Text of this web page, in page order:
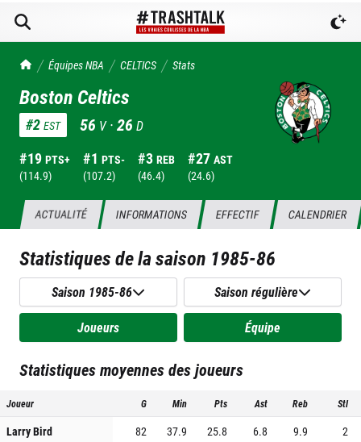
TrashTalk Actu NBA
Équipes NBA CELTICS Stats
Boston Celtics
#2 EST 56 V ·26 D
#19 PTS+
(114.9)
#1 PTS-
(107.2)
#3 REB
(46.4)
#27 AST
(24.6)
ACTUALITÉ INFORMATIONS EFFECTIF CALENDRIER
Statistiques de la saison 1985-86
Saison 1985-86 Saison régulière
Joueurs Équipe
Statistiques moyennes des joueurs
Joueur G Min Pts Ast Reb Stl
Larry Bird 82 37.9 25.8 6.8 9.9
2